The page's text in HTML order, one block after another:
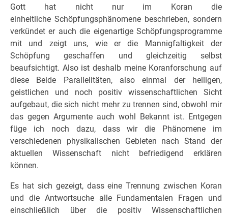
Gott hat nicht nur im Koran die
einheitliche Schöpfungsphänomene beschrieben, sondern
verkündet er auch die eigenartige Schöpfungsprogramme
mit und zeigt uns, wie er die Mannigfaltigkeit der
Schöpfung geschaffen und gleichzeitig selbst
beaufsichtigt. Also ist deshalb meine Koranforschung auf
diese Beide Parallelitäten, also einmal der heiligen,
geistlichen und noch positiv wissenschaftlichen Sicht
aufgebaut, die sich nicht mehr zu trennen sind, obwohl mir
das gegen Argumente auch wohl Bekannt ist. Entgegen
füge ich noch dazu, dass wir die Phänomene im
verschiedenen physikalischen Gebieten nach Stand der
aktuellen Wissenschaft nicht befriedigend erklären
können.
Es hat sich gezeigt, dass eine Trennung zwischen Koran
und die Antwortsuche alle Fundamentalen Fragen und
einschließlich über die positiv Wissenschaftlichen